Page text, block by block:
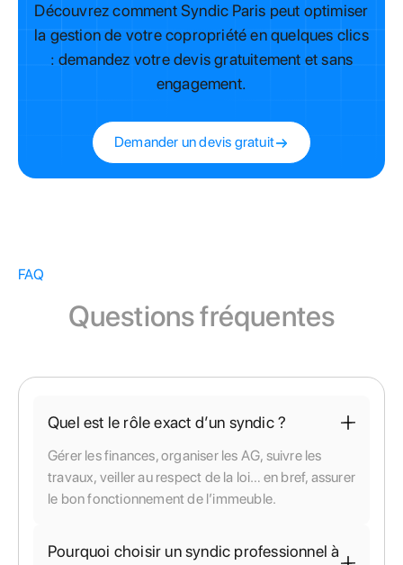
Découvrez comment Syndic Paris peut optimiser
la gestion de votre copropriété en quelques clics
: demandez votre devis gratuitement et sans
engagement.
Demander un devis gratuit
FAQ
Questions fréquentes
Quel est le rôle exact d’un syndic ?
Gérer les finances, organiser les AG, suivre les
travaux, veiller au respect de la loi… en bref, assurer
le bon fonctionnement de l’immeuble.
Pourquoi choisir un syndic professionnel à